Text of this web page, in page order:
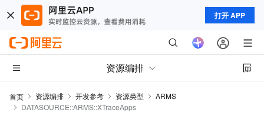
打开 APP
资源编排
首页 资源编排 开发参考 资源类型
ARMS
DATASOURCE::ARMS::XTraceApps